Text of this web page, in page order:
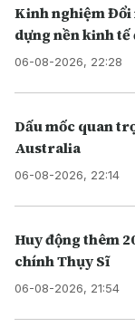
Kinh nghiệm Đổi
dựng nền kinh tế
06-08-2026, 22:28
Dấu mốc quan
Australia
06-08-2026, 22:14
Huy động thêm
chính Thụy Sĩ
06-08-2026, 21:54